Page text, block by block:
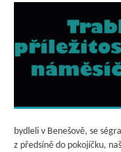
bydleli v Benešově, se
z předsíně do pokojíčku,